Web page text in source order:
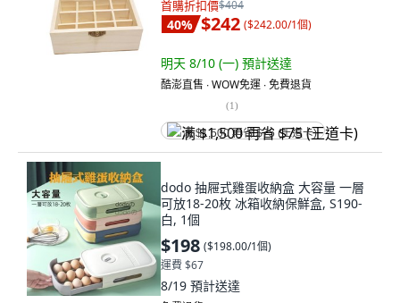
首購折扣價$404
40% $242 ($242.00/1個)
明天 8/10 (一) 預計送達
酷澎直售 ∙ WOW免運 ∙ 免費退貨
(1)
满 $1,500 再省 $75 (王道卡)
dodo 抽屜式雞蛋收納盒 大容量 一層
可放18-20枚 冰箱收納保鮮盒, S190-
白, 1個
$198 ($198.00/1個)
運費 $67
8/19 預計送達